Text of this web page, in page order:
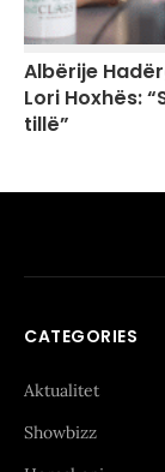
Albërije
Lori Hoxhës:
tillë”
CATEGORIES
Aktualitet
Showbizz